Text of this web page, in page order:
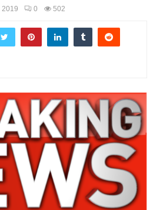
2019 0 502